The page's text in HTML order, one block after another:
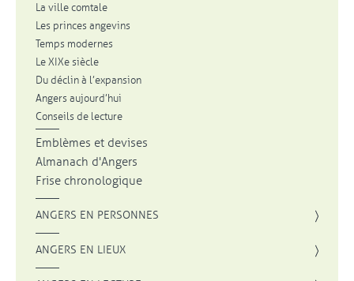
La ville comtale
Les princes angevins
Temps modernes
Le XIXe siècle
Du déclin à l’expansion
Angers aujourd’hui
Conseils de lecture
Emblèmes et devises
Almanach d'Angers
Frise chronologique
ANGERS EN PERSONNES
ANGERS EN LIEUX